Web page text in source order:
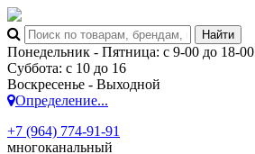
Понедельник - Пятница: с 9-00 до 18-00
Суббота: с 10 до 16
Воскресенье - Выходной
Определение...
+7 (964) 774-91-91
многоканальный